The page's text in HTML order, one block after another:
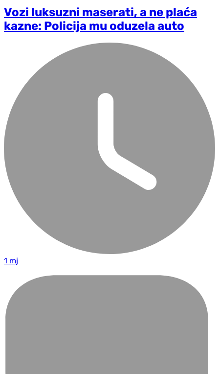
Vozi luksuzni maserati, a ne plaća
kazne: Policija mu oduzela auto
1 mj